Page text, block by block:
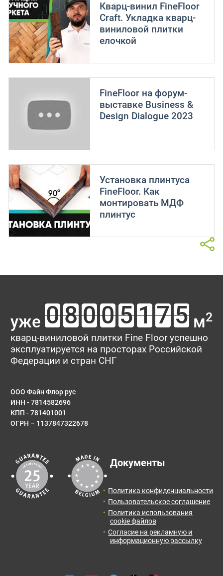
Кварц-винил FineFloor
Craft. Укладка кварц-
виниловой плитки
елочкой
FineFloor на форум-
выставке Business &
Design Dialogue 2023
Установка плинтуса
FineFloor. Как
монтировать МДФ
плинтус
уже м2
кварц-виниловой плитки Fine Floor успешно
эксплуатируется на просторах Российской
Федерации и стран СНГ
ООО Файн Флор рус
ИНН - 7814582696
КПП - 781401001
ОГРН – 1137847322678
Документы
Политика конфиденциальности
Пользовательское соглашение
Политика использования
cookie файлов
Согласие на рекламную и
информационную рассылку